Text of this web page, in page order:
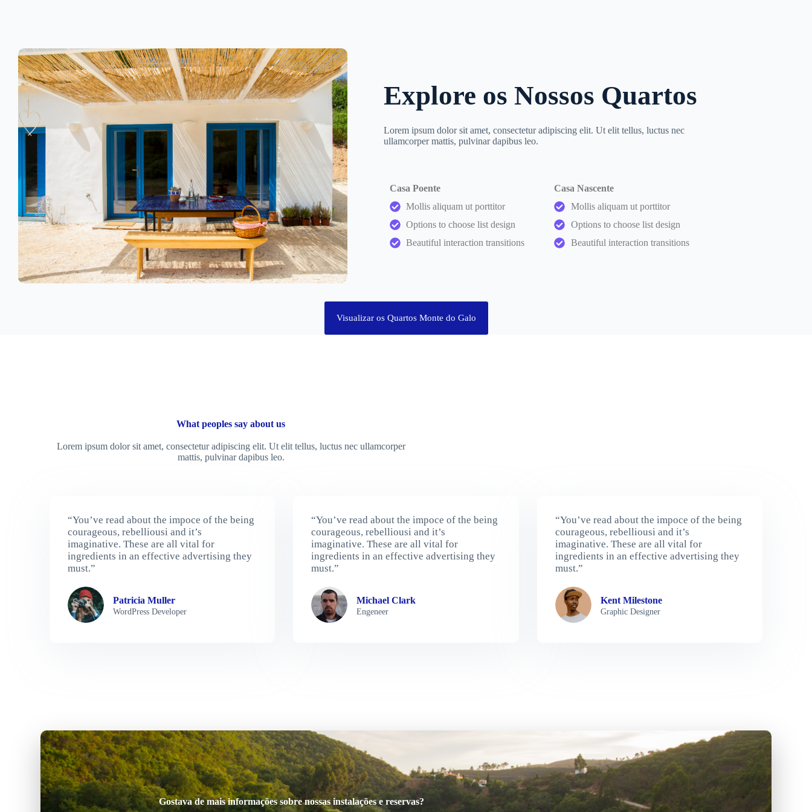
Explore os Nossos Quartos
Lorem ipsum dolor sit amet, consectetur adipiscing elit. Ut elit tellus, luctus nec
ullamcorper mattis, pulvinar dapibus leo.
Casa Poente
Mollis aliquam ut porttitor
Options to choose list design
Beautiful interaction transitions
Casa Nascente
Mollis aliquam ut porttitor
Options to choose list design
Beautiful interaction transitions
Visualizar os Quartos Monte do Galo
What peoples say about us
Lorem ipsum dolor sit amet, consectetur adipiscing elit. Ut elit tellus, luctus nec ullamcorper
mattis, pulvinar dapibus leo.
“You’ve read about the impoce of the being
courageous, rebelliousi and it’s
imaginative. These are all vital for
ingredients in an effective advertising they
must.”
Patricia Muller
WordPress Developer
“You’ve read about the impoce of the being
courageous, rebelliousi and it’s
imaginative. These are all vital for
ingredients in an effective advertising they
must.”
Michael Clark
Engeneer
“You’ve read about the impoce of the being
courageous, rebelliousi and it’s
imaginative. These are all vital for
ingredients in an effective advertising they
must.”
Kent Milestone
Graphic Designer
Gostava de mais informações sobre nossas instalações e reservas?